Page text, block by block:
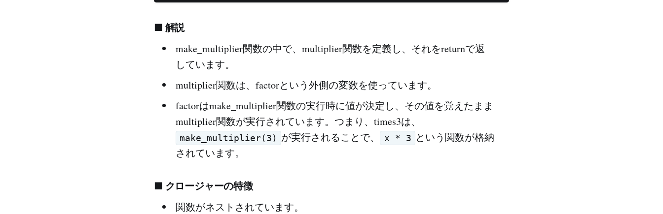
■ 解説
make_multiplier関数の中で、multiplier関数を定義し、それをreturnで返
しています。
multiplier関数は、factorという外側の変数を使っています。
factorはmake_multiplier関数の実行時に値が決定し、その値を覚えたまま
multiplier関数が実行されています。つまり、times3は、
make_multiplier(3) が実行されることで、 x * 3 という関数が格納
されています。
■ クロージャーの特徴
関数がネストされています。